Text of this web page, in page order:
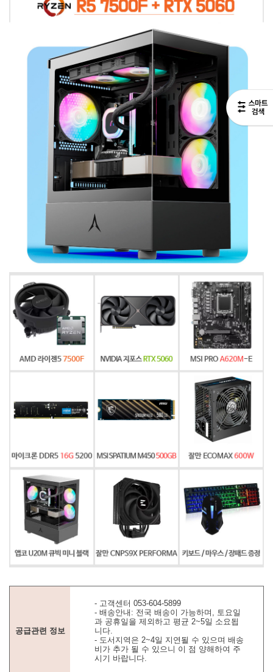
공급관련 정보
- 고객센터 053-604-5899
- 배송안내: 전국 배송이 가능하며, 토요일
과 공휴일을 제외하고 평균 2~5일 소요됩
니다.
- 도서지역은 2~4일 지연될 수 있으며 배송
비가 추가 될 수 있으니 이 점 양해하여 주
시기 바랍니다.